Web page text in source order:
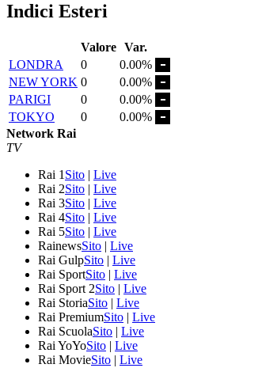
Indici Esteri
Valore Var.
LONDRA
0
0.00%
NEW YORK 0
0.00%
PARIGI
0
0.00%
TOKYO
0
0.00%
Network Rai
TV
Rai 1 Sito | Live
Rai 2Sito | Live
Rai 3Sito | Live
Rai 4Sito | Live
Rai 5Sito | Live
RainewsSito | Live
Rai GulpSito | Live
Rai SportSito | Live
Rai Sport 2Sito | Live
Rai StoriaSito | Live
Rai PremiumSito | Live
Rai ScuolaSito | Live
Rai YoYoSito | Live
Rai MovieSito | Live